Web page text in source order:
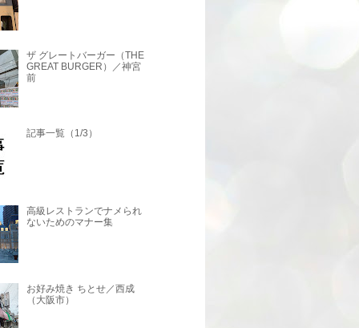
ザ グレートバーガー（THE
GREAT BURGER）／神宮
前
記事一覧（1/3）
高級レストランでナメられ
ないためのマナー集
お好み焼き ちとせ／西成
（大阪市）